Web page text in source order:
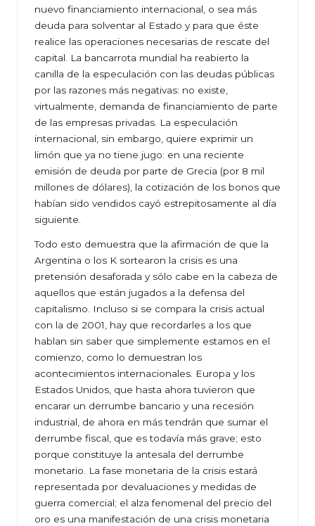
nuevo financiamiento internacional, o sea más
deuda para solventar al Estado y para que éste
realice las operaciones necesarias de rescate del
capital. La bancarrota mundial ha reabierto la
canilla de la especulación con las deudas públicas
por las razones más negativas: no existe,
virtualmente, demanda de financiamiento de parte
de las empresas privadas. La especulación
internacional, sin embargo, quiere exprimir un
limón que ya no tiene jugo: en una reciente
emisión de deuda por parte de Grecia (por 8 mil
millones de dólares), la cotización de los bonos que
habían sido vendidos cayó estrepitosamente al día
siguiente.
Todo esto demuestra que la afirmación de que la
Argentina o los K sortearon la crisis es una
pretensión desaforada y sólo cabe en la cabeza de
aquellos que están jugados a la defensa del
capitalismo. Incluso si se compara la crisis actual
con la de 2001, hay que recordarles a los que
hablan sin saber que simplemente estamos en el
comienzo, como lo demuestran los
acontecimientos internacionales. Europa y los
Estados Unidos, que hasta ahora tuvieron que
encarar un derrumbe bancario y una recesión
industrial, de ahora en más tendrán que sumar el
derrumbe fiscal, que es todavía más grave; esto
porque constituye la antesala del derrumbe
monetario. La fase monetaria de la crisis estará
representada por devaluaciones y medidas de
guerra comercial; el alza fenomenal del precio del
oro es una manifestación de una crisis monetaria